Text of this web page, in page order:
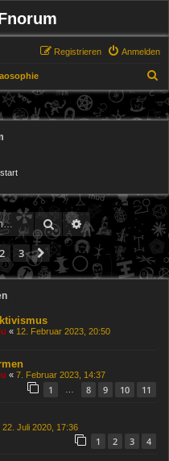
Anmelden
Registrieren
u
SucheErweiterte Suche
2 3 Nächste
« 12. Februar 2023, 20:50
« 7. Februar 2023, 14:37
1 8 9 10 11
22. Juli 2020, 17:36
1 2 3 4